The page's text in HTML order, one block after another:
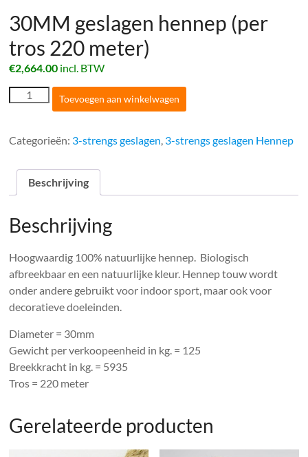
30MM geslagen hennep (per
tros 220 meter)
€2,664.00 incl. BTW
30MM
geslagen
tros
aantal
Toevoegen aan winkelwagen
Categorieën: 3-strengs geslagen, 3-strengs geslagen Hennep
Beschrijving
Beschrijving
Hoogwaardig 100% natuurlijke hennep. Biologisch
afbreekbaar en een natuurlijke kleur. Hennep touw wordt
onder andere gebruikt voor indoor sport, maar ook voor
decoratieve doeleinden.
Diameter = 30mm
Gewicht per verkoopeenheid in kg. = 125
Breekkracht in kg. = 5935
Tros = 220 meter
Gerelateerde producten